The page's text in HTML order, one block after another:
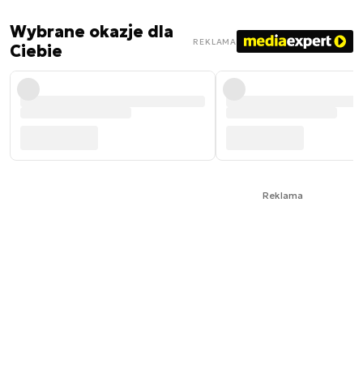
Wybrane okazje dla
Ciebie
REKLAMA
Reklama